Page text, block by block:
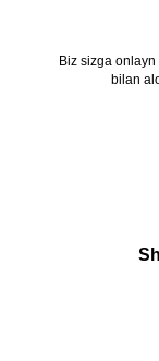
Biz sizga
bilan